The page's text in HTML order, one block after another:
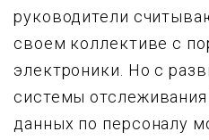
руководители
своем коллективе с
электроники. Но с
системы
данных по персоналу